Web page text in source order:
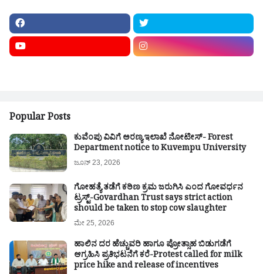
Popular Posts
ಕುವೆಂಪು ವಿವಿಗೆ ಅರಣ್ಯ ಇಲಾಖೆ ನೋಟೀಸ್- Forest
Department notice to Kuvempu University
ಜೂನ್ 23, 2026
ಗೋಹತ್ಯೆ ತಡೆಗೆ ಕಠಿಣ ಕ್ರಮ ಜರುಗಿಸಿ ಎಂದ ಗೋವರ್ಧನ
ಟ್ರಸ್ಟ್-Govardhan Trust says strict action
should be taken to stop cow slaughter
ಮೇ 25, 2026
ಹಾಲಿನ ದರ ಹೆಚ್ಚುವರಿ ಹಾಗೂ ಪ್ರೋತ್ಸಾಹ ಬಿಡುಗಡೆಗೆ
ಆಗ್ರಹಿಸಿ ಪ್ರತಿಭಟನೆಗೆ ಕರೆ-Protest called for milk
price hike and release of incentives